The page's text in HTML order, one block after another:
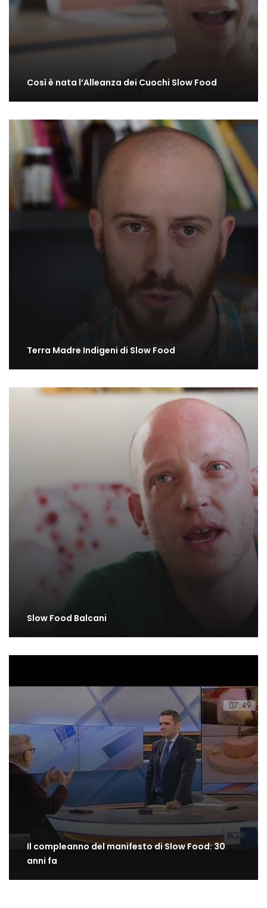
Così è nata l’Alleanza dei Cuochi Slow Food
Terra Madre Indigeni di Slow Food
Slow Food Balcani
Il compleanno del manifesto di Slow Food: 30
anni fa